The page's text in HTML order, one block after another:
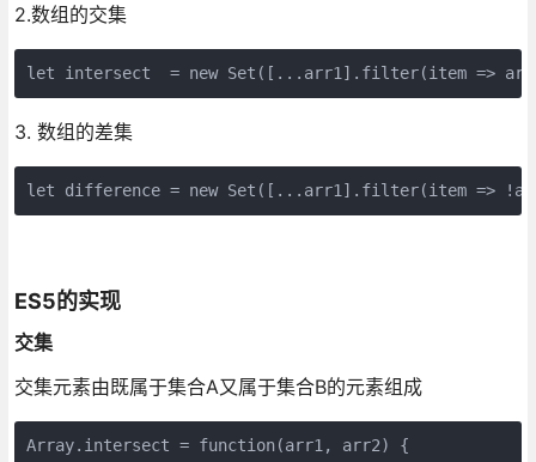
2.数组的交集
let intersect  = new Set([...arr1].filter(item =>
3. 数组的差集
let difference = new Set([...arr1].filter(item =>
ES5的实现
交集
交集元素由既属于集合A又属于集合B的元素组成
Array.intersect = function(arr1, arr2) {